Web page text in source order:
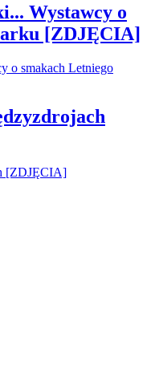
Wystawcy o
[ZDJĘCIA]